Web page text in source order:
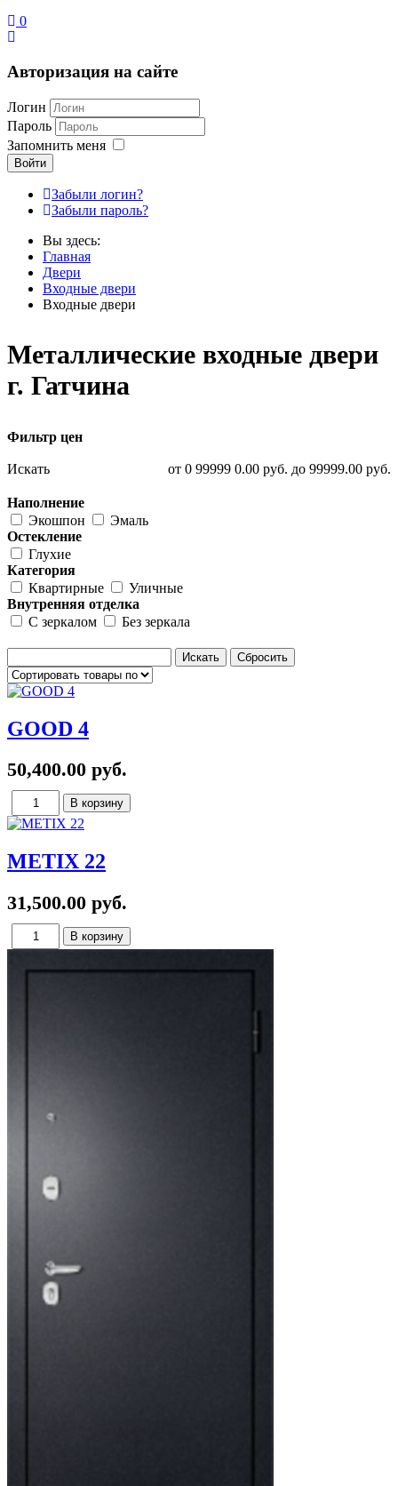
0
Авторизация на сайте
Логин
Пароль
Запомнить меня
Войти
Забыли логин?
Забыли пароль?
Вы здесь:
Главная
Двери
Входные двери
Входные двери
Металлические входные двери
г. Гатчина
Фильтр цен
от 0 99999 0.00 руб. до 99999.00 руб.
Искать
Наполнение
Экошпон
Эмаль
Остекление
Глухие
Категория
Квартирные
Уличные
Внутренняя отделка
С зеркалом
Без зеркала
GOOD 4
50,400.00 руб.
METIX 22
31,500.00 руб.